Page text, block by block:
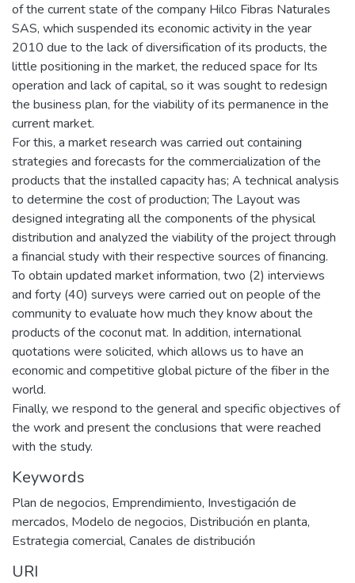
of the current state of the company Hilco Fibras Naturales
SAS, which suspended its economic activity in the year
2010 due to the lack of diversification of its products, the
little positioning in the market, the reduced space for Its
operation and lack of capital, so it was sought to redesign
the business plan, for the viability of its permanence in the
current market.
For this, a market research was carried out containing
strategies and forecasts for the commercialization of the
products that the installed capacity has; A technical analysis
to determine the cost of production; The Layout was
designed integrating all the components of the physical
distribution and analyzed the viability of the project through
a financial study with their respective sources of financing.
To obtain updated market information, two (2) interviews
and forty (40) surveys were carried out on people of the
community to evaluate how much they know about the
products of the coconut mat. In addition, international
quotations were solicited, which allows us to have an
economic and competitive global picture of the fiber in the
world.
Finally, we respond to the general and specific objectives of
the work and present the conclusions that were reached
with the study.
Keywords
Plan de negocios, Emprendimiento, Investigación de
mercados, Modelo de negocios, Distribución en planta,
Estrategia comercial, Canales de distribución
URI